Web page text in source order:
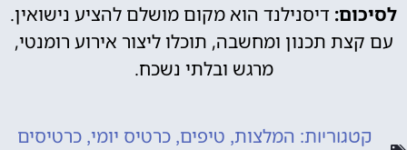
לסיכום: דיסנילנד הוא מקום מושלם להציע נישואין.
עם קצת תכנון ומחשבה, תוכלו ליצור אירוע רומנטי,
מרגש ובלתי נשכח.
קטגוריות: המלצות, טיפים, כרטיס יומי, כרטיסים